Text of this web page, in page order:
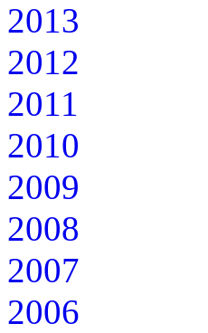
2013
2012
2011
2010
2009
2008
2007
2006